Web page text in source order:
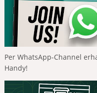
Per WhatsApp-Channel
Handy!